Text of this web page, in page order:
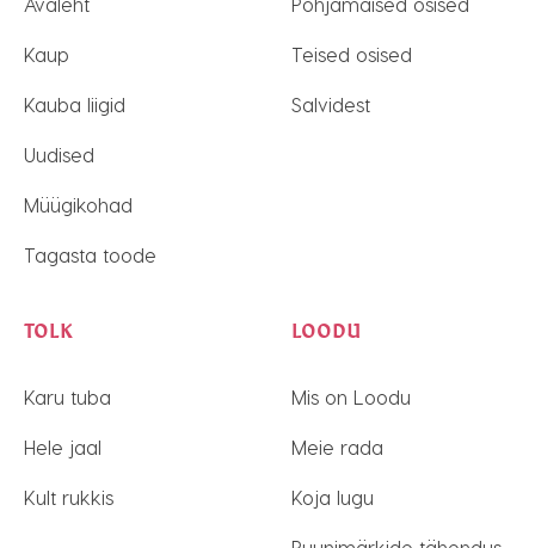
Kaup
Kauba liigid
Uudised
Müügikohad
Tagasta toode
Teised osised
Salvidest
TOLK
Karu tuba
Hele jaal
Kult rukkis
LOODU
Mis on Loodu
Meie rada
Koja lugu